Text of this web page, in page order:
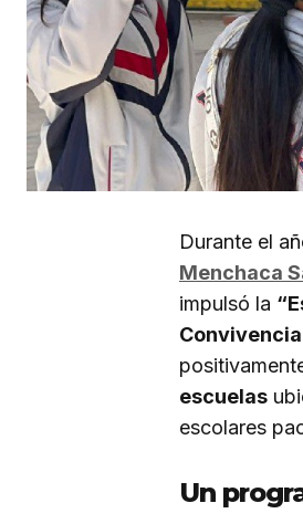
Durante el
Menchaca
impulsó la
escuelas
escolares
Un